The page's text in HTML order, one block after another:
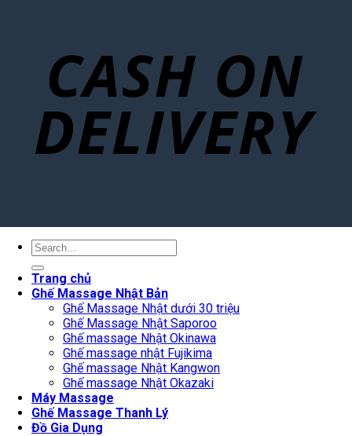
Search
Trang chủ
Ghế Massage Nhật Bản
Ghế Massage Nhật dưới 30 triệu
Ghế Massage Nhật Saporoo
Ghế massage Nhật Okinawa
Ghế massage nhật Fujikima
Ghế massage Nhật Kangwon
Ghế massage Nhật Okazaki
Máy Massage
Ghế Massage Thanh Lý
Đồ Gia Dụng